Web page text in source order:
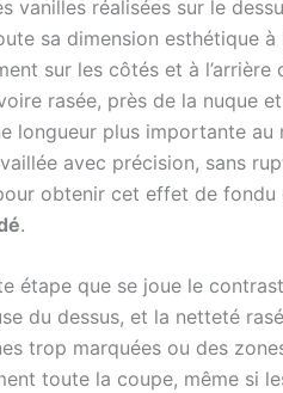
vanilles réalisées sur le
sa dimension esthétique à
sur les côtés et à l’arrière
rasée, près de la nuque
longueur plus importante au
avec précision, sans
obtenir cet effet de fondu
.
étape que se joue le
du dessus, et la netteté
trop marquées ou des
toute la coupe, même si